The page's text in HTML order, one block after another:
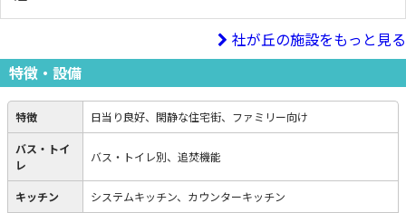
社が丘の施設をもっと見る
特徴・設備
特徴 日当り良好、閑静な住宅街、ファミリー向け
バス・トイ
レ
バス・トイレ別、追焚機能
キッチン システムキッチン、カウンターキッチン